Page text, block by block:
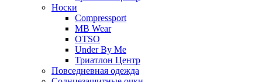
Носки
Compressport
MB Wear
OTSO
Under By Me
Триатлон Центр
Повседневная одежда